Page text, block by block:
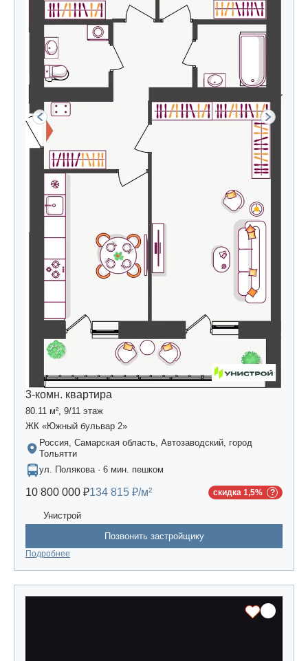
3-комн. квартира
80.11 м², 9/11 этаж
ЖК «Южный бульвар 2»
Россия, Самарская область, Автозаводский, город
Тольятти
ул. Полякова · 6 мин. пешком
10 800 000 ₽134 815 ₽/м² скидка 1,5%
Унистрой
Позвонить застройщику
Подробнее